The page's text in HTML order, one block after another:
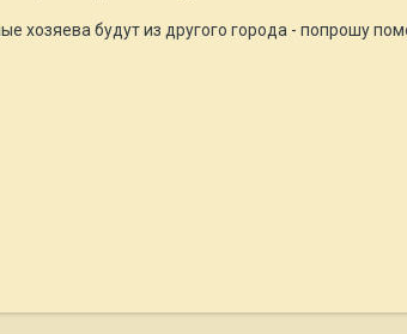
хозяева будут из другого города - попрошу